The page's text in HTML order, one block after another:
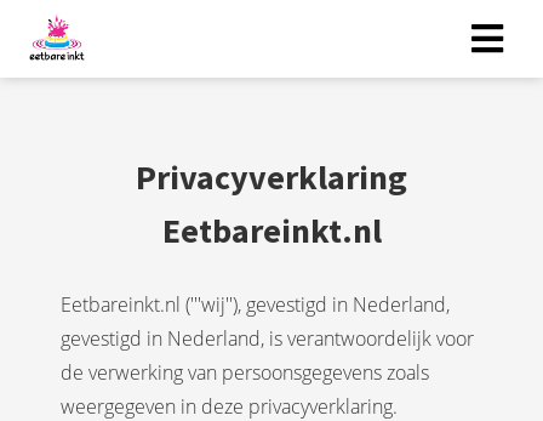
Privacyverklaring
Eetbareinkt.nl
Eetbareinkt.nl ('''wij''), gevestigd in Nederland,
gevestigd in Nederland, is verantwoordelijk voor
de verwerking van persoonsgegevens zoals
weergegeven in deze privacyverklaring.